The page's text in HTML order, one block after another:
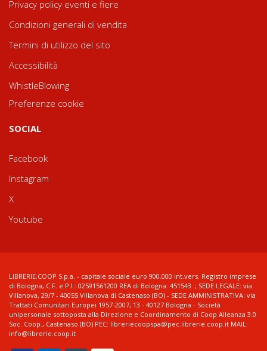
Privacy policy eventi e fiere
Condizioni generali di vendita
Termini di utilizzo del sito
Accessibilità
WhistleBlowing
Preferenze cookie
SOCIAL
Facebook
Instagram
X
Youtube
LIBRERIE.COOP S.p.a. - capitale sociale euro 900.000 int.vers. Registro imprese
di Bologna, C.F. e P.I.: 02591561200 REA di Bologna: 451543 ; SEDE LEGALE: via
Villanova, 29/7 - 40055 Villanova di Castenaso (BO) - SEDE AMMINISTRATIVA: via
Trattati Comunitari Europei 1957-2007, 13 - 40127 Bologna - Società
unipersonale sottoposta alla Direzione e Coordinamento di Coop Alleanza 3.0
Soc. Coop., Castenaso (BO) PEC: libreriecoopspa@pec.librerie.coop.it MAIL:
info@librerie.coop.it